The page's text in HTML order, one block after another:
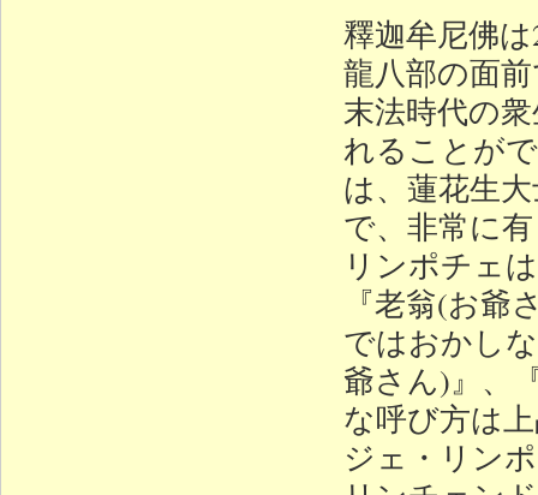
釋迦牟尼佛
龍八部の面
末法時代の
れることが
は、蓮花生
で、非常に
リンポチェ
『老翁(お
ではおかし
爺さん)』、
な呼び方は
ジェ・リン